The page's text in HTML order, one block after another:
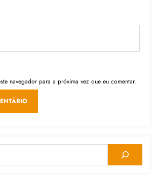
navegador para a próxima vez que eu comentar.